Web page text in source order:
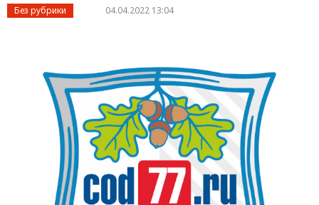
Без рубрики 04.04.2022 13:04